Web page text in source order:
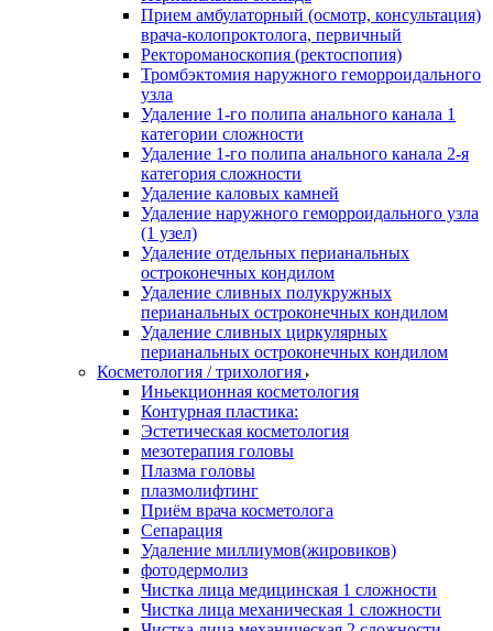
Прием амбулаторный (осмотр, консультация)
врача-колопроктолога, первичный
Ректороманоскопия (ректоспопия)
Тромбэктомия наружного геморроидального
узла
Удаление 1-го полипа анального канала 1
категории сложности
Удаление 1-го полипа анального канала 2-я
категория сложности
Удаление каловых камней
Удаление наружного геморроидального узла
(1 узел)
Удаление отдельных перианальных
остроконечных кондилом
Удаление сливных полукружных
перианальных остроконечных кондилом
Удаление сливных циркулярных
перианальных остроконечных кондилом
Косметология / трихология
Иньекционная косметология
Контурная пластика:
Эстетическая косметология
мезотерапия головы
Плазма головы
плазмолифтинг
Приём врача косметолога
Сепарация
Удаление миллиумов(жировиков)
фотодермолиз
Чистка лица медицинская 1 сложности
Чистка лица механическая 1 сложности